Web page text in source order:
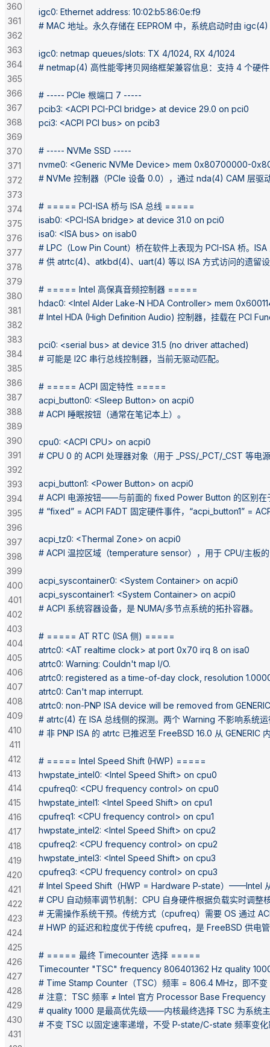
igc0: Ethernet address: 10:02:b5:86:0e:f9
# MAC 地址。永久存储在 EEPROM 中，系统启动时由
igc0: netmap queues/slots: TX 4/1024, RX 4/1024
# netmap(4) 高性能零拷贝网络框架兼容信息：支持 4 个硬
# ----- PCIe 根端口 7 -----
pcib3: <ACPI PCI-PCI bridge> at device 29.0 on pci0
pci3: <ACPI PCI bus> on pcib3
# ----- NVMe SSD -----
nvme0: <Generic NVMe Device> mem 0x80700000-
# NVMe 控制器（PCIe 设备 0.0），通过 nda(4) CAM 层驱
# ===== PCI-ISA 桥与 ISA 总线 =====
isab0: <PCI-ISA bridge> at device 31.0 on pci0
isa0: <ISA bus> on isab0
# LPC（Low Pin Count）桥在软件上表现为 PCI-ISA 桥。
# 供 atrtc(4)、atkbd(4)、uart(4) 等以 ISA 方式访问的遗留
# ===== Intel 高保真音频控制器 =====
hdac0: <Intel Alder Lake-N HDA Controller> mem
# Intel HDA (High Definition Audio) 控制器，挂载在 PCI
pci0: <serial bus> at device 31.5 (no driver attached)
# 可能是 I2C 串行总线控制器，当前无驱动匹配。
# ===== ACPI 固定特性 =====
acpi_button0: <Sleep Button> on acpi0
# ACPI 睡眠按钮（通常在笔记本上）。
cpu0: <ACPI CPU> on acpi0
# CPU 0 的 ACPI 处理器对象（用于 _PSS/_PCT/_CST 等电
acpi_button1: <Power Button> on acpi0
# ACPI 电源按钮——与前面的 fixed Power Button 的区别在
# “fixed” = ACPI FADT 固定硬件事件，“acpi_button1” =
acpi_tz0: <Thermal Zone> on acpi0
# ACPI 温控区域（temperature sensor），用于 CPU/主板
acpi_syscontainer0: <System Container> on acpi0
acpi_syscontainer1: <System Container> on acpi0
# ACPI 系统容器设备，是 NUMA/多节点系统的拓扑容器。
# ===== AT RTC (ISA 侧) =====
atrtc0: <AT realtime clock> at port 0x70 irq 8 on isa0
atrtc0: Warning: Couldn't map I/O.
atrtc0: registered as a time-of-day clock, resolution
atrtc0: Can't map interrupt.
atrtc0: non-PNP ISA device will be removed from
# atrtc(4) 在 ISA 总线侧的探测。两个 Warning 不影响系统
# 非 PNP ISA 的 atrtc 已推迟至 FreeBSD 16.0 从 GENERIC
# ===== Intel Speed Shift (HWP) =====
hwpstate_intel0: <Intel Speed Shift> on cpu0
cpufreq0: <CPU frequency control> on cpu0
hwpstate_intel1: <Intel Speed Shift> on cpu1
cpufreq1: <CPU frequency control> on cpu1
hwpstate_intel2: <Intel Speed Shift> on cpu2
cpufreq2: <CPU frequency control> on cpu2
hwpstate_intel3: <Intel Speed Shift> on cpu3
cpufreq3: <CPU frequency control> on cpu3
# Intel Speed Shift（HWP = Hardware P-state）——Intel
# CPU 自动频率调节机制：CPU 自身硬件根据负载实时调整
# 无需操作系统干预。传统方式（cpufreq）需要 OS 通过
# HWP 的延迟和粒度优于传统 cpufreq，是 FreeBSD 供电
# ===== 最终 Timecounter 选择 =====
Timecounter "TSC" frequency 806401362 Hz quality
# Time Stamp Counter（TSC）频率 = 806.4 MHz，即不
# 注意：TSC 频率 ≠ Intel 官方 Processor Base Frequency
# quality 1000 是最高优先级——内核最终选择 TSC 为系统
# 不变 TSC 以固定速率递增，不受 P-state/C-state 频率变
360
361
362
363
364
365
366
367
368
369
370
371
372
373
374
375
376
377
378
379
380
381
382
383
384
385
386
387
388
389
390
391
392
393
394
395
396
397
398
399
400
401
402
403
404
405
406
407
408
409
410
411
412
413
414
415
416
417
418
419
420
421
422
423
424
425
426
427
428
429
430
431